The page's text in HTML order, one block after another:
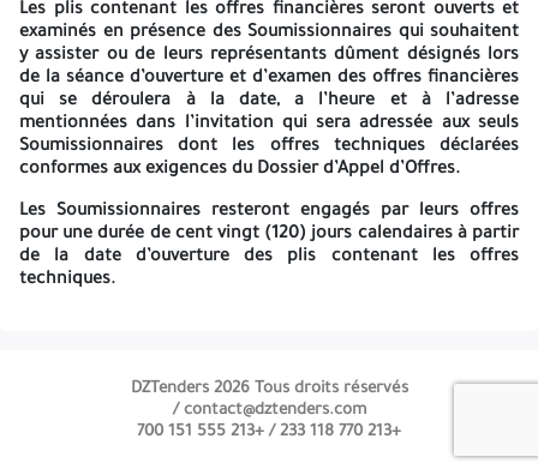
présence du ou des représentants des Soumissionnaires qui le
souhaitent à la séance d’ouverture qui aura lieu à l’adresse
suivante :
SONATRACH
Exploration _ Production
Direction Régionale Rhourde Nouss – Wilaya D’ILLIZI
La date de l’ouverture des plis sera au plus tard Trente (30) jours
une invitation qui leur sera transmise par e-mail ou fax.
Les conditions d’éligibilité :
L’analyse des offres se fera sur la base des dispositions du
Les plis contenant les offres financières seront ouverts et
examinés en présence des Soumissionnaires qui souhaitent
y assister ou de leurs représentants dûment désignés lors
de la séance d’ouverture et d’examen des offres financières
qui se déroulera à la date, a l’heure et à l’adresse
mentionnées dans l’invitation qui sera adressée aux seuls
Soumissionnaires dont les offres techniques déclarées
conformes aux exigences du Dossier d’Appel d’Offres.
Les Soumissionnaires resteront engagés par leurs offres
pour une durée de cent vingt (120) jours calendaires à partir
de la date d’ouverture des plis contenant les offres
techniques.
DZTenders 2026 Tous droits réservés
contact@dztenders.com /
+213 770 118 233 /
+213 555 151 700